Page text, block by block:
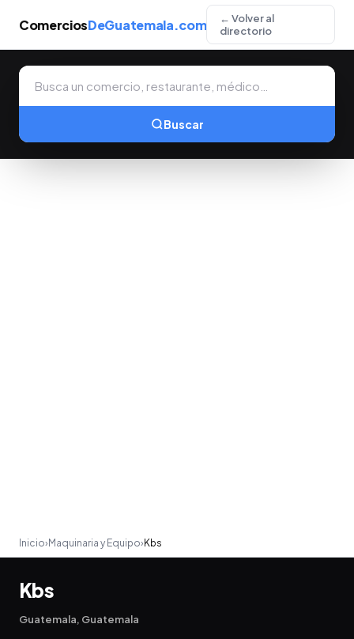
ComerciosDeGuatemala.com
← Volver al
directorio
Buscar
Inicio› Maquinaria y Equipo› Kbs
Kbs
Guatemala, Guatemala